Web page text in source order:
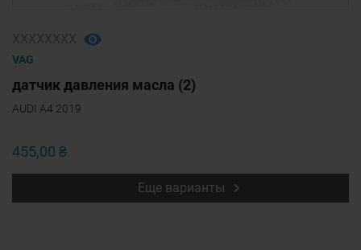
VAG
датчик давления масла (2)
AUDI A4 2019
455,00 ₴
Еще варианты